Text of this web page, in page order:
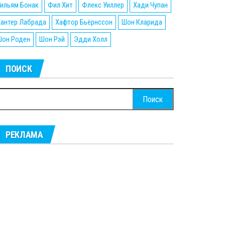
Бонак
Фил Хит Флекс Уиллер
Хади Чупан
Лабрада
Хафтор Бьёрнссон
Шон Кларида
Роден
Шон Рэй Эдди Холл
ПОИСК
РЕКЛАМА